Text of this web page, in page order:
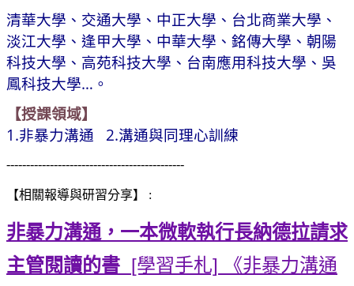
清華大學、交通大學、中正大學、台北商業大學、
淡江大學、逢甲大學、中華大學、銘傳大學、朝陽
科技大學、高苑科技大學、台南應用科技大學、吳
鳳科技大學…。
【授課領域】
1.非暴力溝通 2.溝通與同理心訓練
---------------------------------------------
【相關報導與研習分享】 :
非暴力溝通，一本微軟執行長納德拉請求
主管閱讀的書 [學習手札] 《非暴力溝通